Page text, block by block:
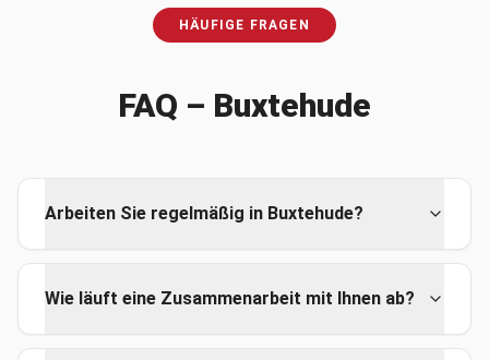
HÄUFIGE FRAGEN
FAQ – Buxtehude
Arbeiten Sie regelmäßig in Buxtehude?
Wie läuft eine Zusammenarbeit mit Ihnen ab?